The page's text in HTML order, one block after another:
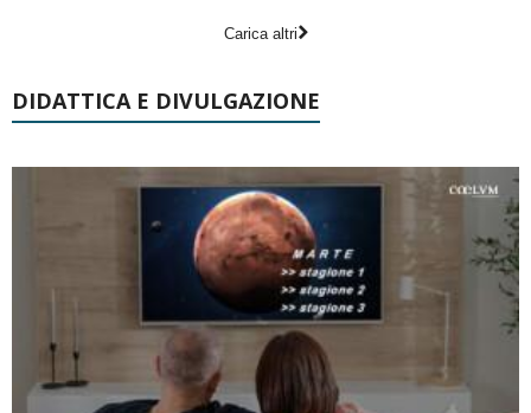
Carica altri
DIDATTICA E DIVULGAZIONE